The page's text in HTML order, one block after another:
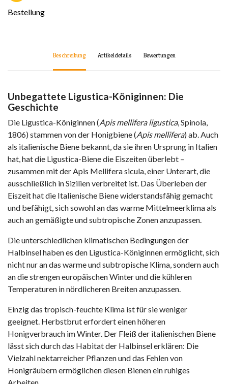
Bestellung
Beschreibung Artikeldetails Bewertungen
Unbegattete Ligustica-Königinnen: Die
Geschichte
Die Ligustica-Königinnen (Apis mellifera ligustica, Spinola,
1806) stammen von der Honigbiene (Apis mellifera) ab. Auch
als italienische Biene bekannt, da sie ihren Ursprung in Italien
hat, hat die Ligustica-Biene die Eiszeiten überlebt –
zusammen mit der Apis Mellifera sicula, einer Unterart, die
ausschließlich in Sizilien verbreitet ist. Das Überleben der
Eiszeit hat die Italienische Biene widerstandsfähig gemacht
und befähigt, sich sowohl an das warme Mittelmeerklima als
auch an gemäßigte und subtropische Zonen anzupassen.
Die unterschiedlichen klimatischen Bedingungen der
Halbinsel haben es den Ligustica-Königinnen ermöglicht, sich
nicht nur an das warme und subtropische Klima, sondern auch
an die strengen europäischen Winter und die kühleren
Temperaturen in nördlicheren Breiten anzupassen.
Einzig das tropisch-feuchte Klima ist für sie weniger
geeignet. Herbstbrut erfordert einen höheren
Honigverbrauch im Winter. Der Fleiß der italienischen Biene
lässt sich durch das Habitat der Halbinsel erklären: Die
Vielzahl nektarreicher Pflanzen und das Fehlen von
Honigräubern ermöglichen diesen Bienen ein ruhiges